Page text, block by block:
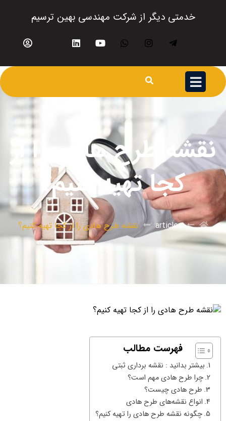
خدمتی دیگر از شرکت مهندسی بهین ترسیم
نقشه طرح هادی را از
کجا تهیه کنیم؟
articles نقشه طرح هادی را از کجا تهیه کنیم؟
فهرست مطالب
بیشتر بدانید : نقشه برداری ثبتی
چرا طرح هادی مهم است؟
طرح هادی چیست؟
انواع نقشه‌های طرح هادی
چگونه نقشه طرح هادی را تهیه کنیم؟